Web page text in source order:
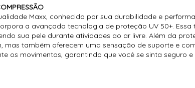
Maxx, conhecido por sua durabilidade e
a avançada tecnologia de proteção UV 50+.
sua pele durante atividades ao ar livre. Além da
também oferecem uma sensação de suporte e
os movimentos, garantindo que você se sinta seguro